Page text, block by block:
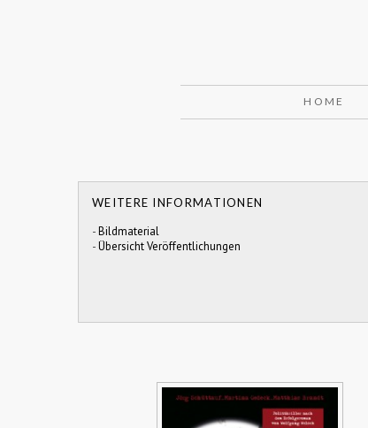
HOME
WEITERE INFORMATIONEN
-Bildmaterial
-Übersicht Veröffentlichungen